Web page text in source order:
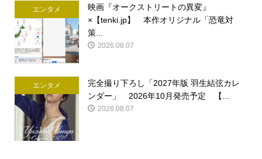
エンタメ
映画『オークストリートの異変』
×【tenki.jp】 本作オリジナル「恐竜対
策...
2026.08.07
エンタメ
完全撮り下ろし「2027年版 羽生結弦カレ
ンダー」 2026年10月発売予定 【...
2026.08.07